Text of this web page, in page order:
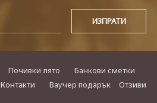
Почивки лято
Банкови сметки
Контакти Ваучер подарък Отзиви